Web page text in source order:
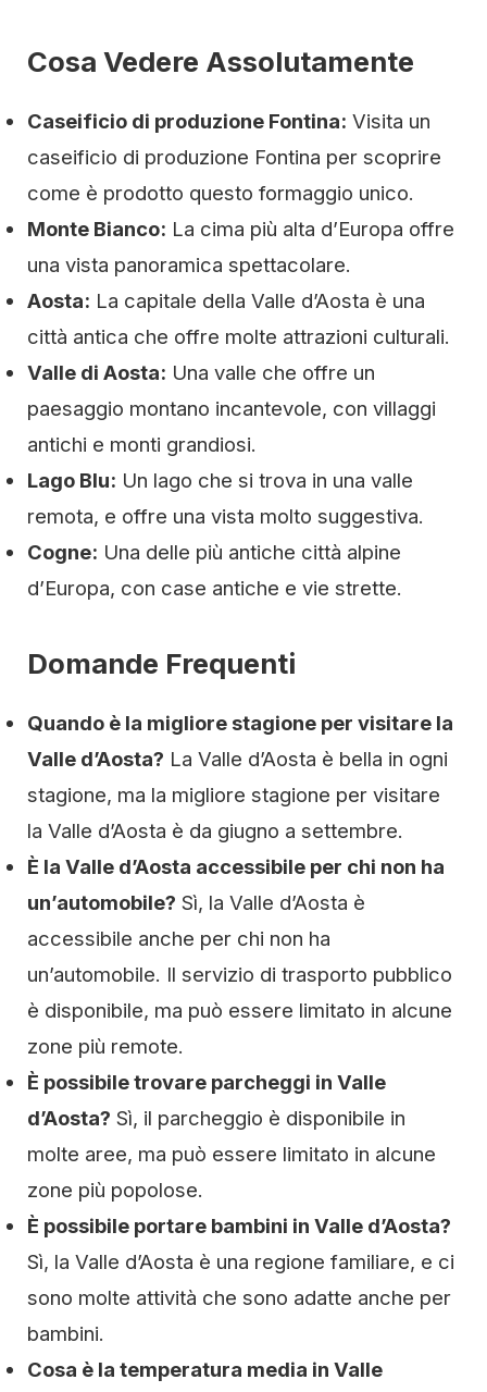
Cosa Vedere Assolutamente
Caseificio di produzione Fontina: Visita un
caseificio di produzione Fontina per scoprire
come è prodotto questo formaggio unico.
Monte Bianco: La cima più alta d’Europa offre
una vista panoramica spettacolare.
Aosta: La capitale della Valle d’Aosta è una
città antica che offre molte attrazioni culturali.
Valle di Aosta: Una valle che offre un
paesaggio montano incantevole, con villaggi
antichi e monti grandiosi.
Lago Blu: Un lago che si trova in una valle
remota, e offre una vista molto suggestiva.
Cogne: Una delle più antiche città alpine
d’Europa, con case antiche e vie strette.
Domande Frequenti
Quando è la migliore stagione per visitare la
Valle d’Aosta? La Valle d’Aosta è bella in ogni
stagione, ma la migliore stagione per visitare
la Valle d’Aosta è da giugno a settembre.
È la Valle d’Aosta accessibile per chi non ha
un’automobile? Sì, la Valle d’Aosta è
accessibile anche per chi non ha
un’automobile. Il servizio di trasporto pubblico
è disponibile, ma può essere limitato in alcune
zone più remote.
È possibile trovare parcheggi in Valle
d’Aosta? Sì, il parcheggio è disponibile in
molte aree, ma può essere limitato in alcune
zone più popolose.
È possibile portare bambini in Valle d’Aosta?
Sì, la Valle d’Aosta è una regione familiare, e ci
sono molte attività che sono adatte anche per
bambini.
Cosa è la temperatura media in Valle